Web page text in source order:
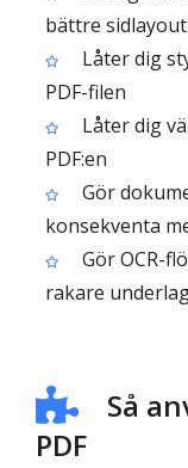
bättre sidlayout
Låter dig
PDF-filen
Låter dig
PDF:en
Gör
konsekventa
Gör OCR-
rakare
Så
PDF